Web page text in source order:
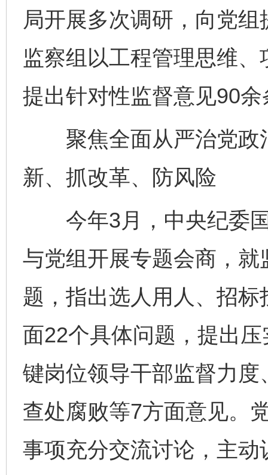
局开展多次调研，向党
监察组以工程管理思维
提出针对性监督意见90余
聚焦全面从严治党政
新、抓改革、防风险
今年3月，中央纪委国
与党组开展专题会商，
题，指出选人用人、招
面22个具体问题，提出压
键岗位领导干部监督力
查处腐败等7方面意见。
事项充分交流讨论，主